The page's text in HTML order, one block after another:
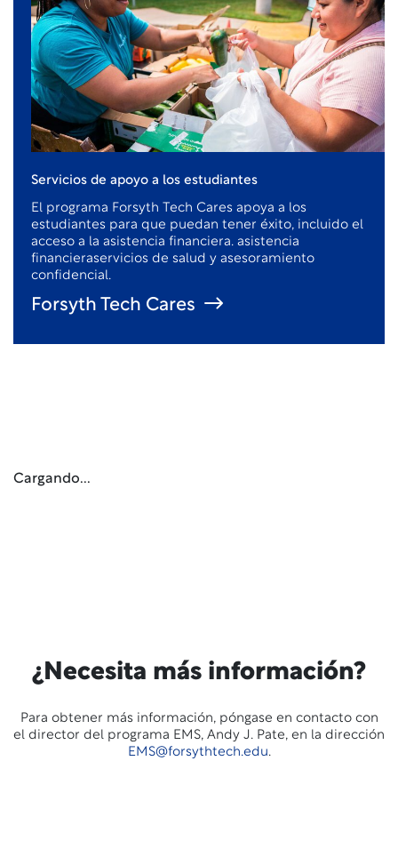
Servicios de apoyo a los estudiantes
El programa Forsyth Tech Cares apoya a los
estudiantes para que puedan tener éxito, incluido el
acceso a la asistencia financiera. asistencia
financieraservicios de salud y asesoramiento
confidencial.
Forsyth Tech Cares
Cargando...
¿Necesita más información?
Para obtener más información, póngase en contacto con
el director del programa EMS, Andy J. Pate, en la dirección
EMS@forsythtech.edu.